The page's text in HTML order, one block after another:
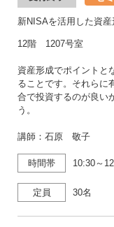
新NISAを活用した資
12階 1207号室
資産形成でポイントと
ることです。それらに
合で投資するのが良い
う。
講師：石原 敬子
時間帯 10:30～
定員 30名